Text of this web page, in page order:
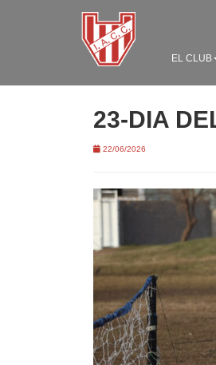
EL CLUB
23-DIA
22/06/2026